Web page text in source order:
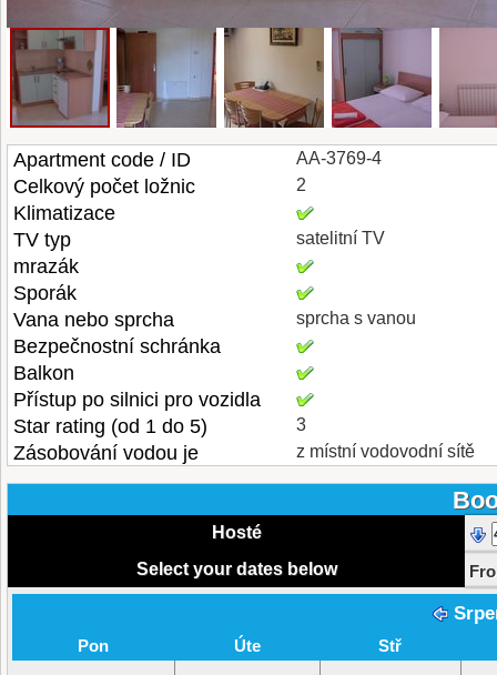
Apartment code / ID AA-3769-4
Celkový počet ložnic 2
Klimatizace
TV typ
satelitní TV
mrazák
Sporák
Vana nebo sprcha
sprcha s vanou
Bezpečnostní schránka
Balkon
Přístup po silnici pro vozidla
Star rating (od 1 do 5)
3
Zásobování vodou je z místní vodovodní sítě
Hosté
Select your dates below
Pon Úte Stř